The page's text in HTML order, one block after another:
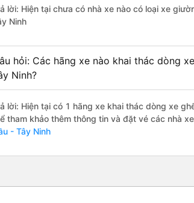
lời: Hiện tại chưa có nhà xe nào có loại xe
Ninh
hỏi: Các hãng xe nào khai thác dòng
Ninh?
lời: Hiện tại có 1 hãng xe khai thác dòng xe
tham khảo thêm thông tin và đặt vé các nhà
- Tây Ninh